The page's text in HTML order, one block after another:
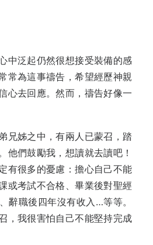
中泛起仍然很想接受裝備的感
常為這事禱告，希望經歷神親
心去回應。然而，禱告好像一
兄姊之中，有兩人已蒙召，踏
他們鼓勵我，想讀就去讀吧！
有很多的憂慮：擔心自己不能
或考試不合格、畢業後對聖經
辭職後四年沒有收入…等等。
，我很害怕自己不能堅持完成